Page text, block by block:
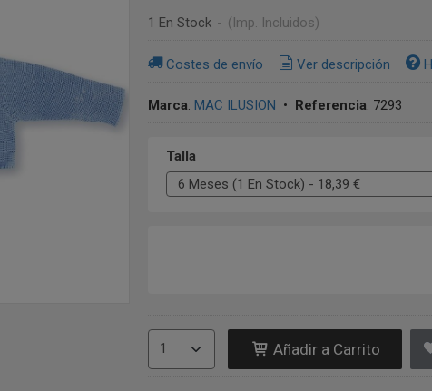
1 En Stock - (Imp. Incluidos)
Costes de envío Ver descripción
Marca: MAC ILUSION • Referencia: 7293
Talla
Añadir a Carrito